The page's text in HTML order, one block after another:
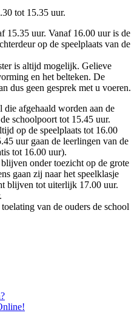
tot 15.35 uur.
15.35 uur. Vanaf 16.00 uur is de
op de speelplaats van de
is altijd mogelijk. Gelieve
en het belteken. De
dus geen gesprek met u voeren.
die afgehaald worden aan de
schoolpoort tot 15.45 uur.
op de speelplaats tot 16.00
uur gaan de leerlingen van de
tot 16.00 uur).
onder toezicht op de grote
gaan zij naar het speelklasje
blijven tot uiterlijk 17.00 uur.
van de ouders de school